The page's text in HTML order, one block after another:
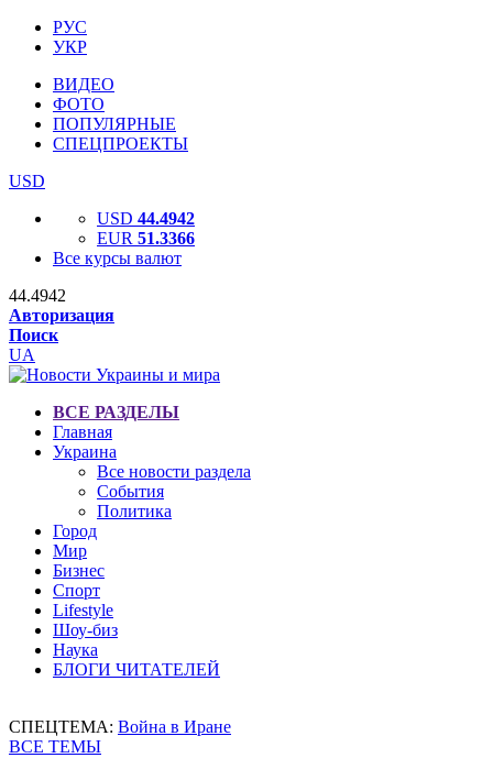
РУС
УКР
ВИДЕО
ФОТО
ПОПУЛЯРНЫЕ
СПЕЦПРОЕКТЫ
USD
USD 44.4942
EUR 51.3366
Все курсы валют
44.4942
Авторизация
Поиск
UA
ВСЕ РАЗДЕЛЫ
Главная
Украина
Все новости раздела
События
Политика
Город
Мир
Бизнес
Спорт
Lifestyle
Шоу-биз
Наука
БЛОГИ ЧИТАТЕЛЕЙ
СПЕЦТЕМА: Война в Иране
ВСЕ ТЕМЫ